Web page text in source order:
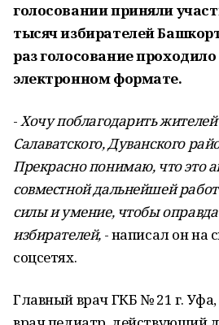
голосовании приняли
тысяч избирателей
раз голосование
электронном формате.
-Хочу поблагодарить
Салаватского, Дуванского
Прекрасно понимаю, что это
совместной дальнейшей
силы и умение, чтобы
избирателей,- написал он на
соцсетях.
Главный врач ГКБ № 21 г.